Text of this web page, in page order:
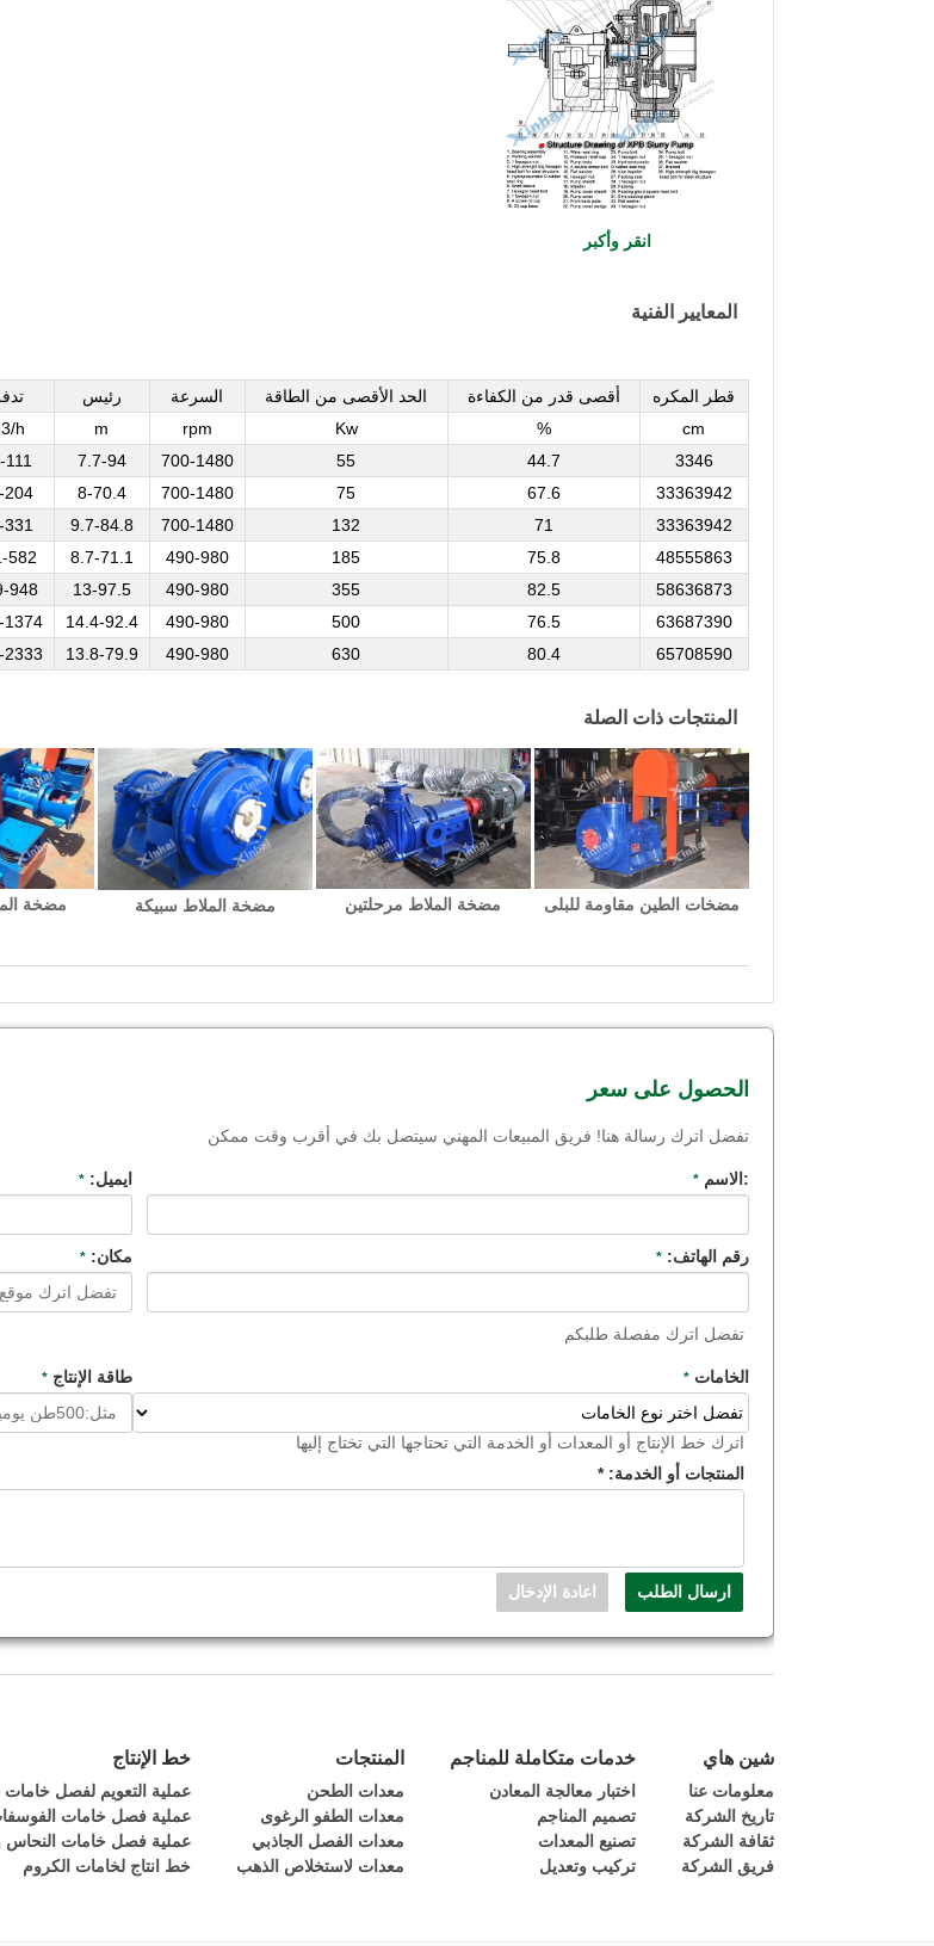
انقر وأكبر
المعايير الفنية
رئيس السرعة الحد الأقصى من الطاقة أقصى قدر من الكفاءة
قطر المكره
h
m rpm Kw %
cm
111 7.7-94 700-1480 55 44.7
3346
204 8-70.4 700-1480 75 67.6
33363942
9.7-84.8 700-1480 132 71
33363942
582 8.7-71.1 490-980 185 75.8
48555863
948 13-97.5 490-980 355 82.5
58636873
1374 14.4-92.4 490-980 500 76.5
63687390
2333 13.8-79.9 490-980 630 80.4 65708590
المنتجات ذات الصلة
مضخات الطين مقاومة للبلى مضخة الملاط مرحلتين مضخة الملاط سبيكة مضخة
الحصول على سعر
تفضل اترك رسالة هنا! فريق المبيعات المهني سيتصل بك في أقرب وقت ممكن
:الاسم* ايميل: *
رقم الهاتف:* مكان: *
تفضل اترك مفصلة طلبكم
الخامات* طاقة الإنتاج *
اترك خط الإنتاج أو المعدات أو الخدمة التي تحتاجها التي تختاج إليها
المنتجات أو الخدمة:*
شين هاي
معلومات عنا
تاريخ الشركة
ثقافة الشركة
فريق الشركة
خدمات متكاملة للمناجم
اختبار معالجة المعادن
تصميم المناجم
تصنيع المعدات
تركيب وتعديل
المنتجات
معدات الطحن
معدات الطفو الرغوى
معدات الفصل الجاذبي
معدات لاستخلاص الذهب
خط الإنتاج
عملية التعويم لفصل خامات
عملية فصل خامات
عملية فصل خامات النحاس
خط انتاج لخامات الكروم